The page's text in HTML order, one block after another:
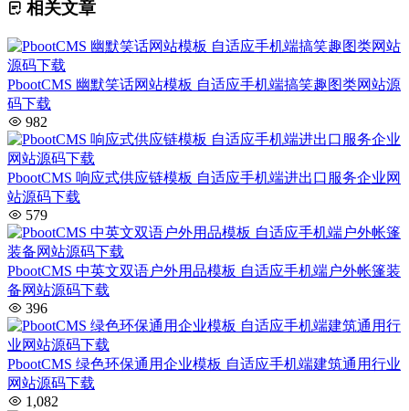
相关文章
PbootCMS 幽默笑话网站模板 自适应手机端搞笑趣图类网站源
码下载
982
PbootCMS 响应式供应链模板 自适应手机端进出口服务企业网
站源码下载
579
PbootCMS 中英文双语户外用品模板 自适应手机端户外帐篷装
备网站源码下载
396
PbootCMS 绿色环保通用企业模板 自适应手机端建筑通用行业
网站源码下载
1,082